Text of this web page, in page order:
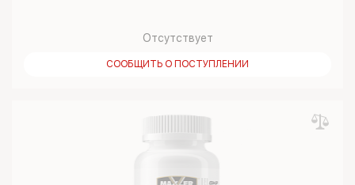
Отсутствует
СООБЩИТЬ О ПОСТУПЛЕНИИ